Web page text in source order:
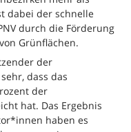
dabei der schnelle
durch die Förderung
Grünflächen.
der
dass das
der
hat. Das Ergebnis
haben es